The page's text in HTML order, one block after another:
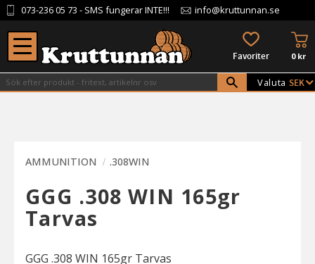
Meny
073-236 05 73 - SMS fungerar INTE!!! info@kruttunnan.se
FAVORITER 0kr
Valuta
AMMUNITION .308WIN
GGG .308 WIN 165gr
Tarvas
GGG .308 WIN 165gr Tarvas